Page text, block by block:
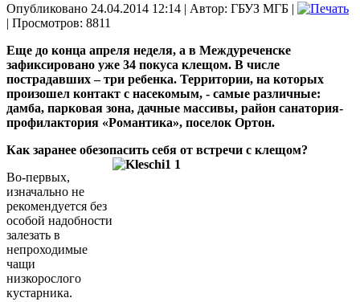
Опубликовано 24.04.2014 12:14 | Автор: ГБУЗ МГБ |
| Просмотров: 8811
Еще до конца апреля неделя, а в Междуреченске
зафиксировано уже 34 покуса клещом. В числе
пострадавших – три ребенка. Территории, на которых
произошел контакт с насекомым, - самые различные:
дамба, парковая зона, дачные массивы, район санатория-
профилактория «Романтика», поселок Ортон.
Как заранее обезопасить себя от встречи с клещом?
Во-первых,
изначально не
рекомендуется без
особой надобности
залезать в
непроходимые
чащи
низкорослого
кустарника.